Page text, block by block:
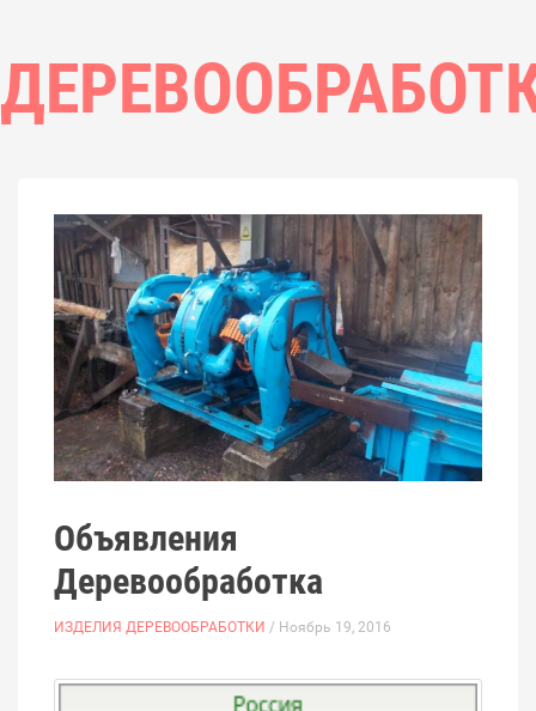
Объявления
Деревообработка
ИЗДЕЛИЯ ДЕРЕВООБРАБОТКИ / Ноябрь 19, 2016